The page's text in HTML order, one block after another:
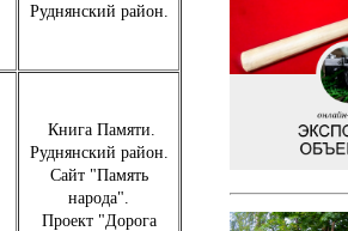
Руднянский район.
Книга Памяти.
Руднянский район.
Сайт "Память
народа".
Проект "Дорога